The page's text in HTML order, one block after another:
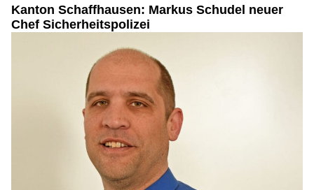
Kanton Schaffhausen: Markus Schudel neuer
Chef Sicherheitspolizei